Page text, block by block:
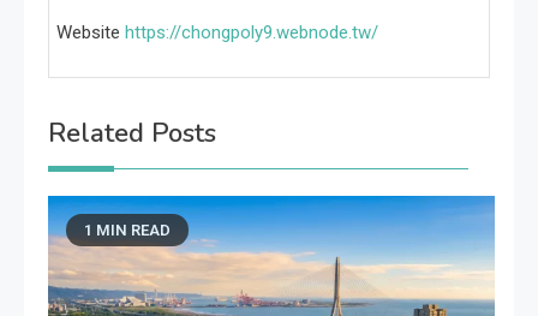
Website https://chongpoly9.webnode.tw/
Related Posts
1 MIN READ